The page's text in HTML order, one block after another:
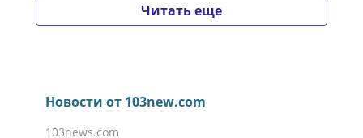
Читать еще
Новости от 103new.com
103news.com